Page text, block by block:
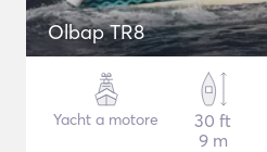
Olbap TR8
Yacht a motore
30 ft
9 m